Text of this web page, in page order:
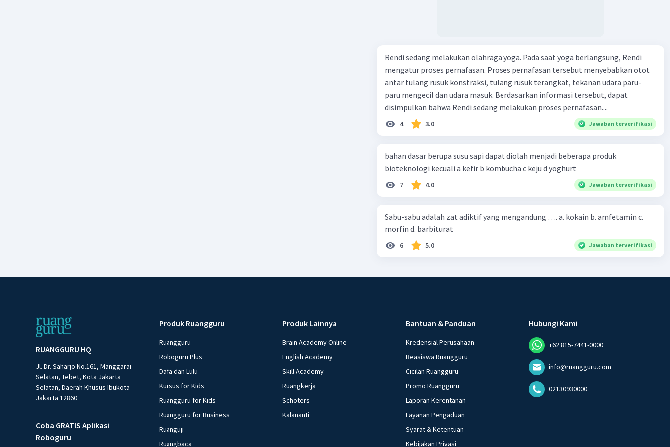
Rendi sedang melakukan olahraga yoga. Pada saat yoga berlangsung, Rendi
mengatur proses pernafasan. Proses pernafasan tersebut menyebabkan otot
antar tulang rusuk konstraksi, tulang rusuk terangkat, tekanan udara paru-
paru mengecil dan udara masuk. Berdasarkan informasi tersebut, dapat
disimpulkan bahwa Rendi sedang melakukan proses pernafasan....
4 3.0 Jawaban terverifikasi
bahan dasar berupa susu sapi dapat diolah menjadi beberapa produk
bioteknologi kecuali a kefir b kombucha c keju d yoghurt
7 4.0 Jawaban terverifikasi
Sabu-sabu adalah zat adiktif yang mengandung …. a. kokain b. amfetamin c.
morfin d. barbiturat
6 5.0 Jawaban terverifikasi
RUANGGURU HQ
Jl. Dr. Saharjo No.161, Manggarai
Selatan, Tebet, Kota Jakarta
Selatan, Daerah Khusus Ibukota
Jakarta 12860
Coba GRATIS Aplikasi
Roboguru
Produk Ruangguru
Ruangguru
Roboguru Plus
Dafa dan Lulu
Kursus for Kids
Ruangguru for Kids
Ruangguru for Business
Ruanguji
Ruangbaca
Produk Lainnya
Brain Academy Online
English Academy
Skill Academy
Ruangkerja
Schoters
Kalananti
Bantuan & Panduan
Kredensial Perusahaan
Beasiswa Ruangguru
Cicilan Ruangguru
Promo Ruangguru
Laporan Kerentanan
Layanan Pengaduan
Syarat & Ketentuan
Kebijakan Privasi
Hubungi Kami
+62 815-7441-0000
info@ruangguru.com
02130930000